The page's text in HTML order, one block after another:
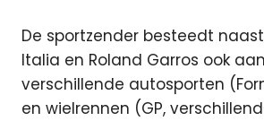
De sportzender besteedt naast
Italia en Roland Garros ook
verschillende autosporten
en wielrennen (GP,